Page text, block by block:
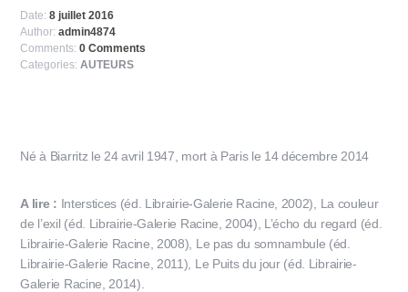
Date:8 juillet 2016
Author:admin4874
Comments:0 Comments
Categories:AUTEURS
Né à Biarritz le 24 avril 1947, mort à Paris le 14 décembre 2014
A lire : Interstices (éd. Librairie-Galerie Racine, 2002), La couleur
de l’exil (éd. Librairie-Galerie Racine, 2004), L’écho du regard (éd.
Librairie-Galerie Racine, 2008), Le pas du somnambule (éd.
Librairie-Galerie Racine, 2011), Le Puits du jour (éd. Librairie-
Galerie Racine, 2014).